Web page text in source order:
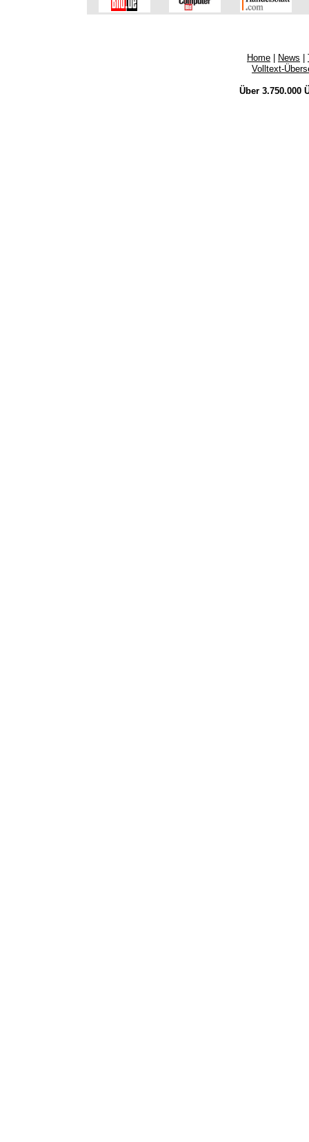
Home News
Volltext-
Über 3.750.000